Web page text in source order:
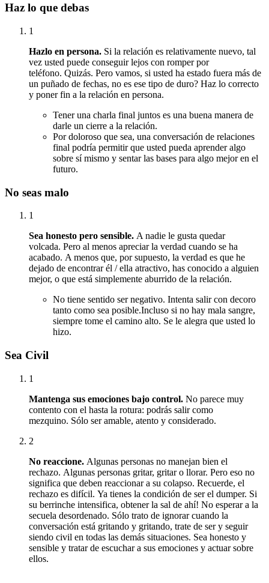
Haz lo que debas
1
Hazlo en persona. Si la relación es relativamente nuevo, tal
vez usted puede conseguir lejos con romper por
teléfono. Quizás. Pero vamos, si usted ha estado fuera más de
un puñado de fechas, no es ese tipo de duro? Haz lo correcto
y poner fin a la relación en persona.
Tener una charla final juntos es una buena manera de
darle un cierre a la relación.
Por doloroso que sea, una conversación de relaciones
final podría permitir que usted pueda aprender algo
sobre sí mismo y sentar las bases para algo mejor en el
futuro.
No seas malo
1
Sea honesto pero sensible. A nadie le gusta quedar
volcada. Pero al menos apreciar la verdad cuando se ha
acabado. A menos que, por supuesto, la verdad es que he
dejado de encontrar él / ella atractivo, has conocido a alguien
mejor, o que está simplemente aburrido de la relación.
No tiene sentido ser negativo. Intenta salir con decoro
tanto como sea posible.Incluso si no hay mala sangre,
siempre tome el camino alto. Se le alegra que usted lo
hizo.
Sea Civil
1
Mantenga sus emociones bajo control. No parece muy
contento con el hasta la rotura: podrás salir como
mezquino. Sólo ser amable, atento y considerado.
2
No reaccione. Algunas personas no manejan bien el
rechazo. Algunas personas gritar, gritar o llorar. Pero eso no
significa que deben reaccionar a su colapso. Recuerde, el
rechazo es difícil. Ya tienes la condición de ser el dumper. Si
su berrinche intensifica, obtener la sal de ahí! No esperar a la
secuela desordenado. Sólo trato de ignorar cuando la
conversación está gritando y gritando, trate de ser y seguir
siendo civil en todas las demás situaciones. Sea honesto y
sensible y tratar de escuchar a sus emociones y actuar sobre
ellos.